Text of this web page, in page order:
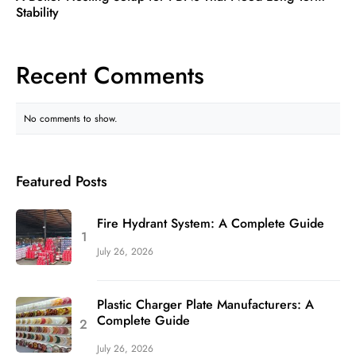
Stability
Recent Comments
No comments to show.
Featured Posts
Fire Hydrant System: A Complete Guide
July 26, 2026
Plastic Charger Plate Manufacturers: A
Complete Guide
July 26, 2026